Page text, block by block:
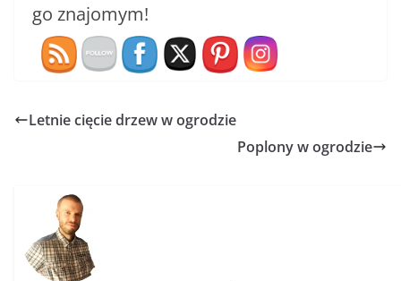
go znajomym!
Letnie cięcie drzew w ogrodzie
Poplony w ogrodzie